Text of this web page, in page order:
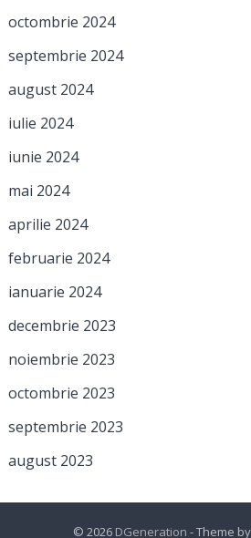
octombrie 2024
septembrie 2024
august 2024
iulie 2024
iunie 2024
mai 2024
aprilie 2024
februarie 2024
ianuarie 2024
decembrie 2023
noiembrie 2023
octombrie 2023
septembrie 2023
august 2023
© 2026 DGeneration - Theme by